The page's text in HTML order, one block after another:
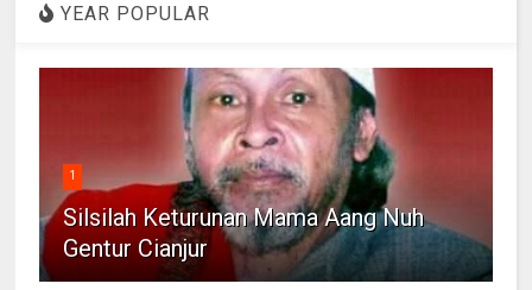
YEAR POPULAR
1
Silsilah Keturunan Mama Aang Nuh
Gentur Cianjur